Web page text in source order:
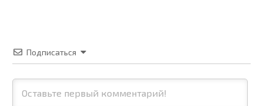
Подписаться